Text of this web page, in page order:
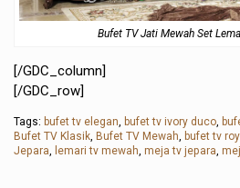
Bufet TV Jati Mewah Set
[/GDC_column]
[/GDC_row]
Tags: bufet tv elegan, bufet tv ivory duco,
Bufet TV Klasik, Bufet TV Mewah, bufet tv
Jepara, lemari tv mewah, meja tv jepara,